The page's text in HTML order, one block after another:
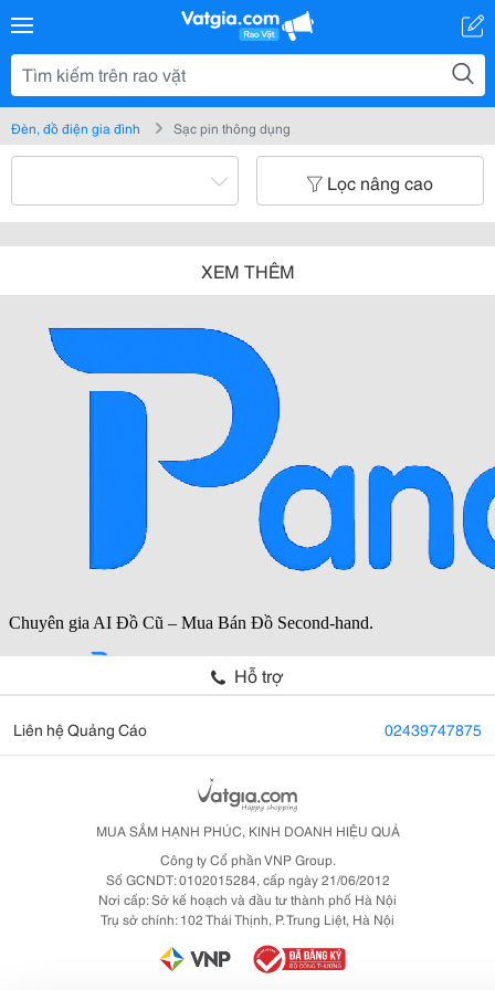
Đèn, đồ điện gia đình Sạc pin thông dụng
Lọc nâng cao
XEM THÊM
Hỗ trợ
Liên hệ Quảng Cáo 02439747875
MUA SẮM HẠNH PHÚC, KINH DOANH HIỆU QUẢ
Công ty Cổ phần VNP Group.
Số GCNDT: 0102015284, cấp ngày 21/06/2012
Nơi cấp: Sở kế hoạch và đầu tư thành phố Hà Nội
Trụ sở chính: 102 Thái Thịnh, P. Trung Liệt, Hà Nội